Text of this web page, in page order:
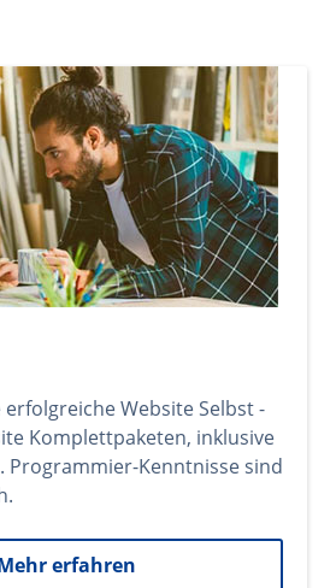
erfolgreiche Website Selbst -
Komplettpaketen, inklusive
Programmier-Kenntnisse sind
erfahren